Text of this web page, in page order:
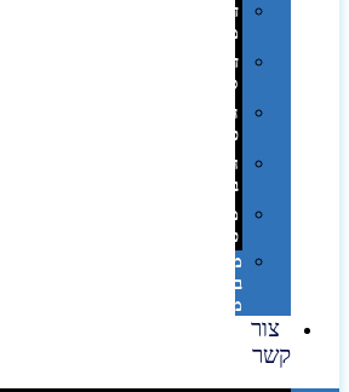
דפוס
משי
דפוס
סובלימציה
הדפס
פרוצס
חריטה
בלייזר
מהו
פנטון?
מיתוג
באמצעות
מדבקות
צור
קשר